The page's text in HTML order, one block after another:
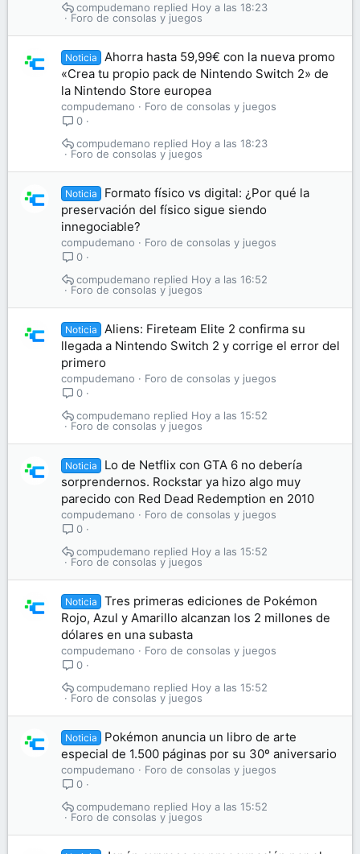
Foro de consolas y juegos
Hoy a las 18:23
compudemano
Noticia
Ahorra hasta 59,99€ con la nueva promo
«Crea tu propio pack de Nintendo Switch 2» de
la Nintendo Store europea
compudemano
Foro de consolas y juegos
0
Foro de consolas y juegos
Hoy a las 18:23
compudemano
Noticia
Formato físico vs digital: ¿Por qué la
preservación del físico sigue siendo
innegociable?
compudemano
Foro de consolas y juegos
0
Foro de consolas y juegos
Hoy a las 16:52
compudemano
Noticia
Aliens: Fireteam Elite 2 confirma su
llegada a Nintendo Switch 2 y corrige el error del
primero
compudemano
Foro de consolas y juegos
0
Foro de consolas y juegos
Hoy a las 15:52
compudemano
Noticia
Lo de Netflix con GTA 6 no debería
sorprendernos. Rockstar ya hizo algo muy
parecido con Red Dead Redemption en 2010
compudemano
Foro de consolas y juegos
0
Foro de consolas y juegos
Hoy a las 15:52
compudemano
Noticia
Tres primeras ediciones de Pokémon
Rojo, Azul y Amarillo alcanzan los 2 millones de
dólares en una subasta
compudemano
Foro de consolas y juegos
0
Foro de consolas y juegos
Hoy a las 15:52
compudemano
Noticia
Pokémon anuncia un libro de arte
especial de 1.500 páginas por su 30º aniversario
compudemano
Foro de consolas y juegos
0
Foro de consolas y juegos
Hoy a las 15:52
compudemano